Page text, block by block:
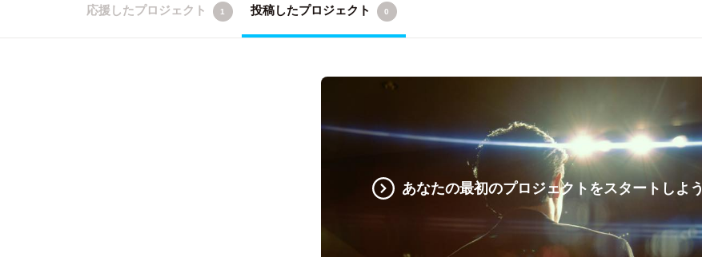
応援したプロジェクト 1 投稿したプロジェクト 0
あなたの最初のプロジェクトをスタートしよう